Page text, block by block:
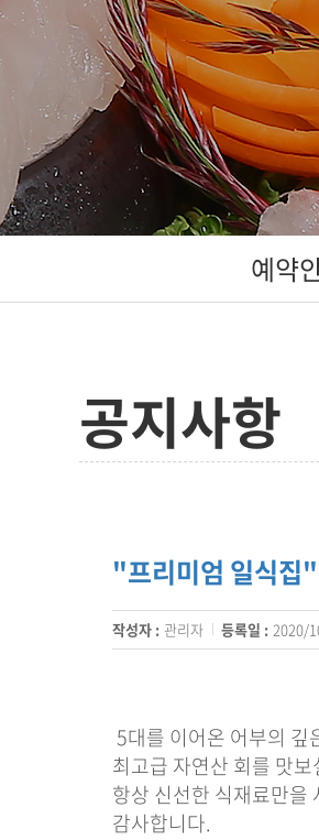
예약
공지사항
"프리미엄 일식집
작성자 : 관리자 등록일 : 2020/
5대를 이어온 어부의 깊
최고급 자연산 회를 맛
항상 신선한 식재료만을
감사합니다.